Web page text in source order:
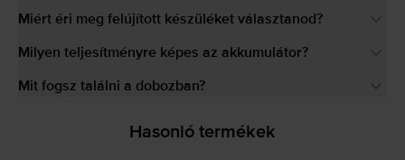
Miért éri meg felújított készüléket választanod?
Milyen teljesítményre képes az akkumulátor?
Mit fogsz találni a dobozban?
Hasonló termékek